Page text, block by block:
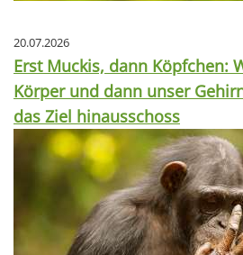
20.07.2026
Erst Muckis, dann Köpfchen:
Körper und dann unser
das Ziel hinausschoss